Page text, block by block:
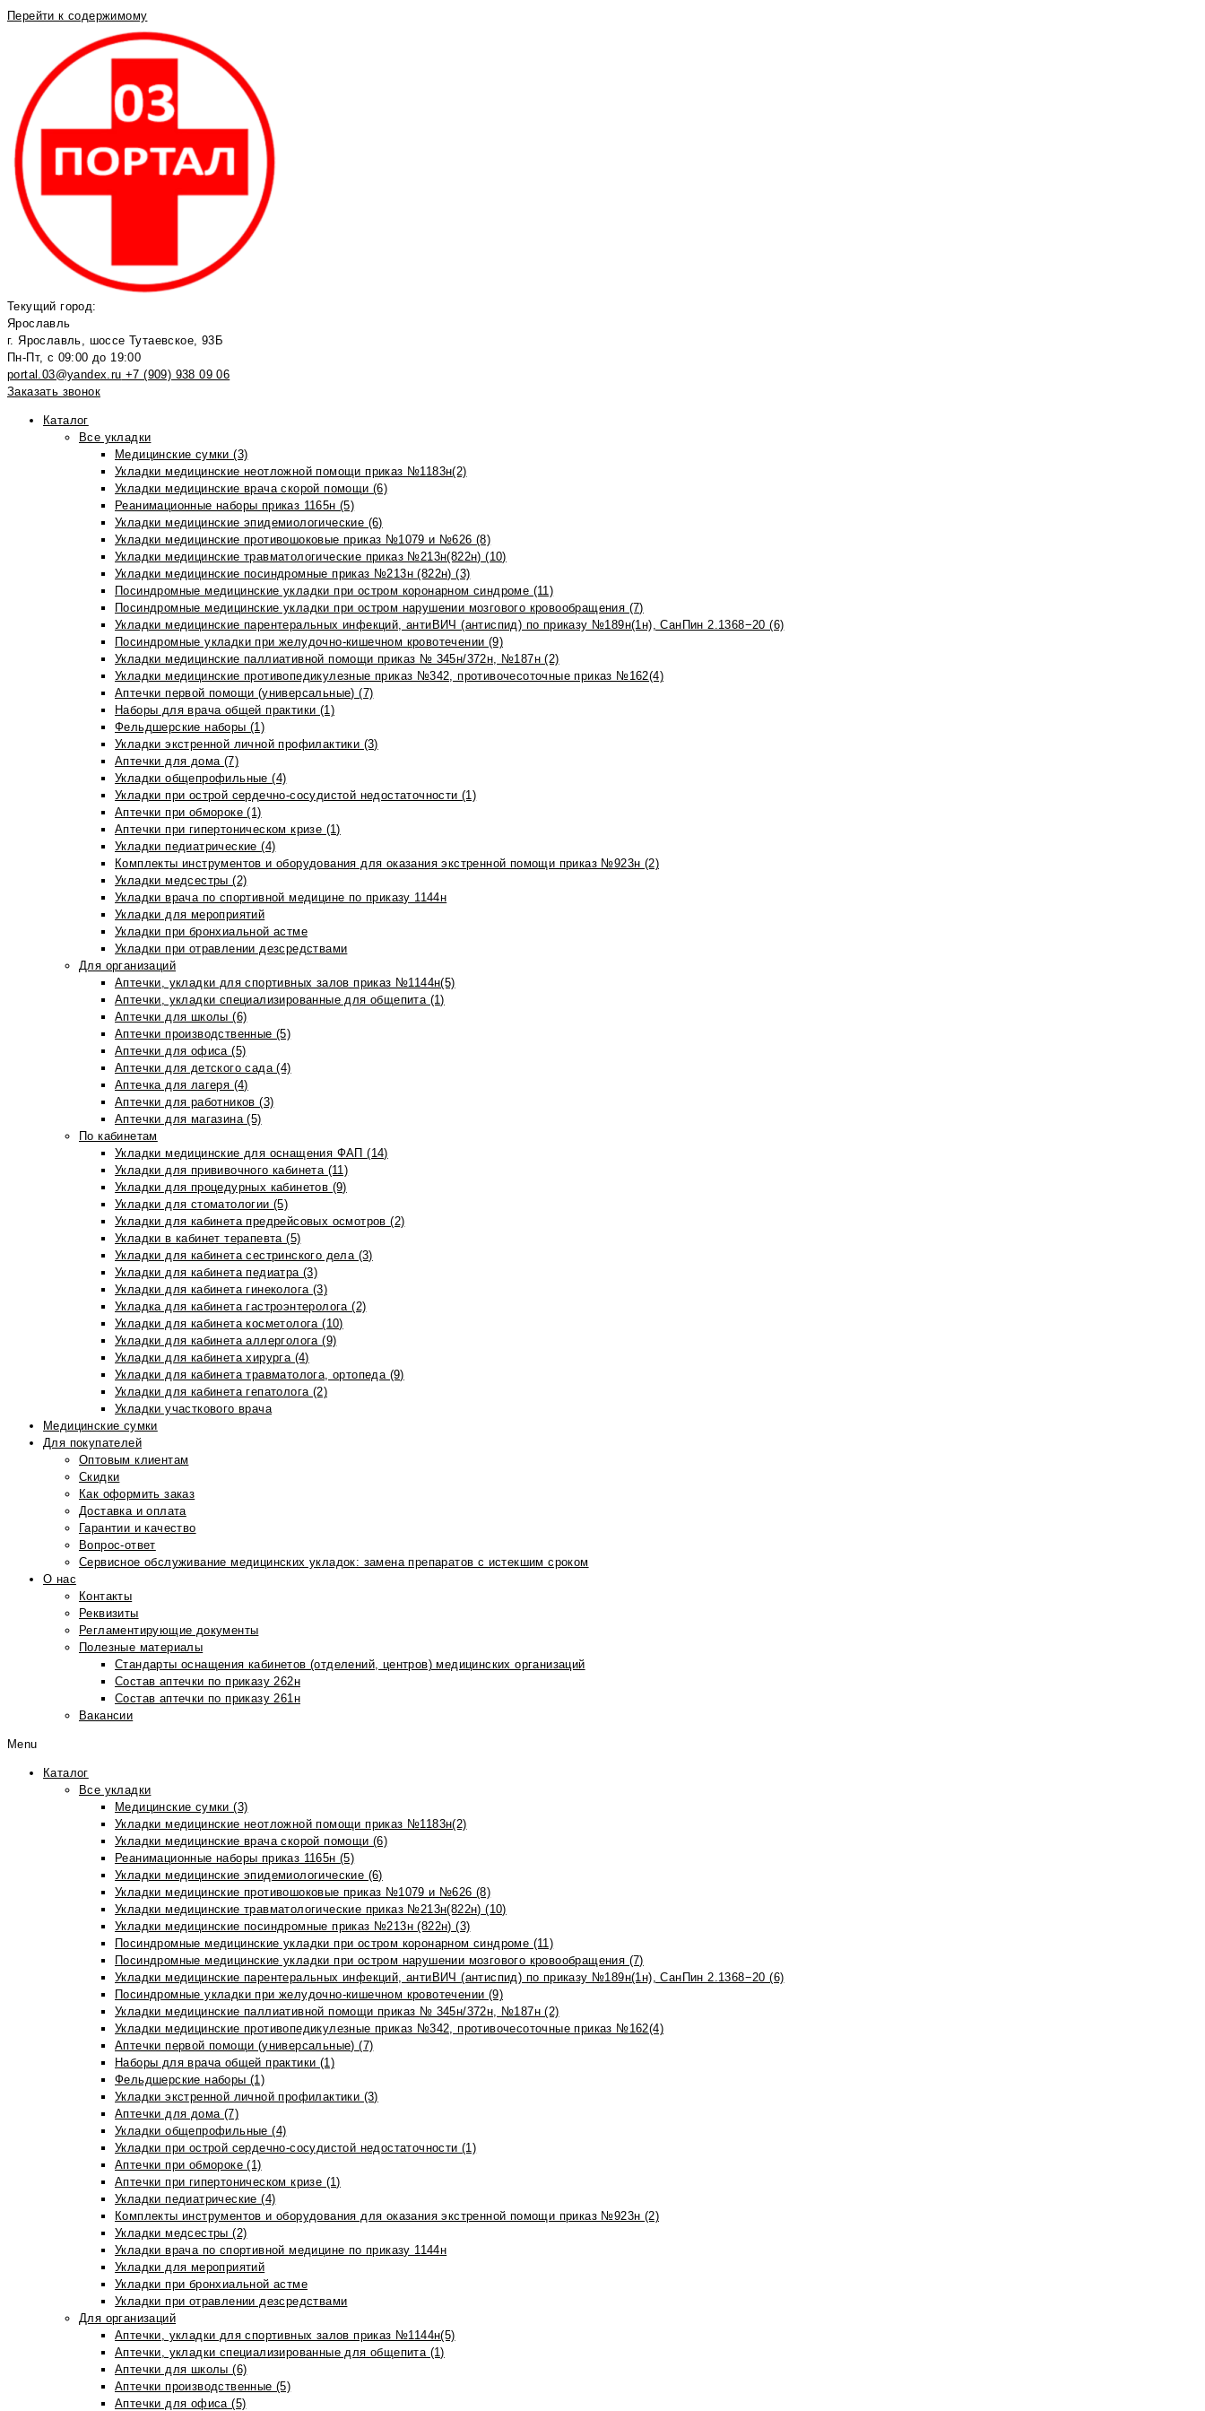
Перейти к содержимому
Текущий город:
Ярославль
г. Ярославль, шоссе Тутаевское, 93Б
Пн-Пт, с 09:00 до 19:00
portal.03@yandex.ru +7 (909) 938 09 06
Заказать звонок
Каталог
Все укладки
Медицинские сумки (3)
Укладки медицинские неотложной помощи приказ №1183н(2)
Укладки медицинские врача скорой помощи (6)
Реанимационные наборы приказ 1165н (5)
Укладки медицинские эпидемиологические (6)
Укладки медицинские противошоковые приказ №1079 и №626 (8)
Укладки медицинские травматологические приказ №213н(822н) (10)
Укладки медицинские посиндромные приказ №213н (822н) (3)
Посиндромные медицинские укладки при остром коронарном синдроме (11)
Посиндромные медицинские укладки при остром нарушении мозгового кровообращения (7)
Укладки медицинские парентеральных инфекций, антиВИЧ (антиспид) по приказу №189н(1н), СанПин 2.1368−20 (6)
Посиндромные укладки при желудочно-кишечном кровотечении (9)
Укладки медицинские паллиативной помощи приказ № 345н/372н, №187н (2)
Укладки медицинские противопедикулезные приказ №342, противочесоточные приказ №162(4)
Аптечки первой помощи (универсальные) (7)
Наборы для врача общей практики (1)
Фельдшерские наборы (1)
Укладки экстренной личной профилактики (3)
Аптечки для дома (7)
Укладки общепрофильные (4)
Укладки при острой сердечно-сосудистой недостаточности (1)
Аптечки при обмороке (1)
Аптечки при гипертоническом кризе (1)
Укладки педиатрические (4)
Комплекты инструментов и оборудования для оказания экстренной помощи приказ №923н (2)
Укладки медсестры (2)
Укладки врача по спортивной медицине по приказу 1144н
Укладки для мероприятий
Укладки при бронхиальной астме
Укладки при отравлении дезсредствами
Для организаций
Аптечки, укладки для спортивных залов приказ №1144н(5)
Аптечки, укладки специализированные для общепита (1)
Аптечки для школы (6)
Аптечки производственные (5)
Аптечки для офиса (5)
Аптечки для детского сада (4)
Аптечка для лагеря (4)
Аптечки для работников (3)
Аптечки для магазина (5)
По кабинетам
Укладки медицинские для оснащения ФАП (14)
Укладки для прививочного кабинета (11)
Укладки для процедурных кабинетов (9)
Укладки для стоматологии (5)
Укладки для кабинета предрейсовых осмотров (2)
Укладки в кабинет терапевта (5)
Укладки для кабинета сестринского дела (3)
Укладки для кабинета педиатра (3)
Укладки для кабинета гинеколога (3)
Укладка для кабинета гастроэнтеролога (2)
Укладки для кабинета косметолога (10)
Укладки для кабинета аллерголога (9)
Укладки для кабинета хирурга (4)
Укладки для кабинета травматолога, ортопеда (9)
Укладки для кабинета гепатолога (2)
Укладки участкового врача
Медицинские сумки
Для покупателей
Оптовым клиентам
Скидки
Как оформить заказ
Доставка и оплата
Гарантии и качество
Вопрос-ответ
Сервисное обслуживание медицинских укладок: замена препаратов с истекшим сроком
О нас
Контакты
Реквизиты
Регламентирующие документы
Полезные материалы
Стандарты оснащения кабинетов (отделений, центров) медицинских организаций
Состав аптечки по приказу 262н
Состав аптечки по приказу 261н
Вакансии
Menu
Каталог
Все укладки
Медицинские сумки (3)
Укладки медицинские неотложной помощи приказ №1183н(2)
Укладки медицинские врача скорой помощи (6)
Реанимационные наборы приказ 1165н (5)
Укладки медицинские эпидемиологические (6)
Укладки медицинские противошоковые приказ №1079 и №626 (8)
Укладки медицинские травматологические приказ №213н(822н) (10)
Укладки медицинские посиндромные приказ №213н (822н) (3)
Посиндромные медицинские укладки при остром коронарном синдроме (11)
Посиндромные медицинские укладки при остром нарушении мозгового кровообращения (7)
Укладки медицинские парентеральных инфекций, антиВИЧ (антиспид) по приказу №189н(1н), СанПин 2.1368−20 (6)
Посиндромные укладки при желудочно-кишечном кровотечении (9)
Укладки медицинские паллиативной помощи приказ № 345н/372н, №187н (2)
Укладки медицинские противопедикулезные приказ №342, противочесоточные приказ №162(4)
Аптечки первой помощи (универсальные) (7)
Наборы для врача общей практики (1)
Фельдшерские наборы (1)
Укладки экстренной личной профилактики (3)
Аптечки для дома (7)
Укладки общепрофильные (4)
Укладки при острой сердечно-сосудистой недостаточности (1)
Аптечки при обмороке (1)
Аптечки при гипертоническом кризе (1)
Укладки педиатрические (4)
Комплекты инструментов и оборудования для оказания экстренной помощи приказ №923н (2)
Укладки медсестры (2)
Укладки врача по спортивной медицине по приказу 1144н
Укладки для мероприятий
Укладки при бронхиальной астме
Укладки при отравлении дезсредствами
Для организаций
Аптечки, укладки для спортивных залов приказ №1144н(5)
Аптечки, укладки специализированные для общепита (1)
Аптечки для школы (6)
Аптечки производственные (5)
Аптечки для офиса (5)